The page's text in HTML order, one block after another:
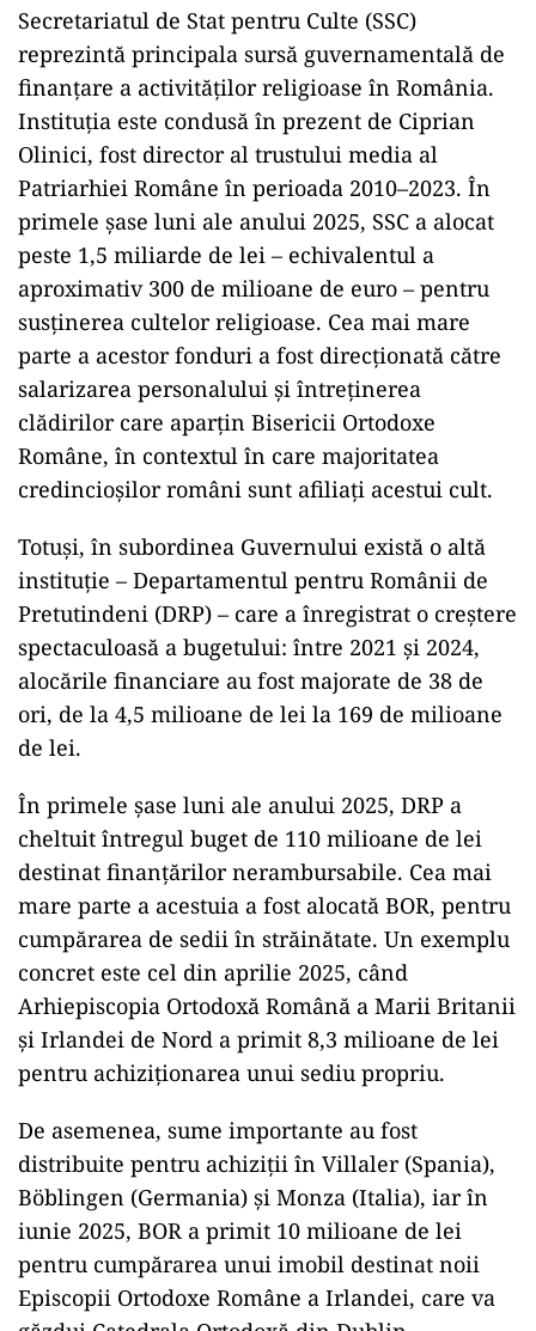
Secretariatul de Stat pentru Culte (SSC)
reprezintă principala sursă guvernamentală de
finanțare a activităților religioase în România.
Instituția este condusă în prezent de Ciprian
Olinici, fost director al trustului media al
Patriarhiei Române în perioada 2010–2023. În
primele șase luni ale anului 2025, SSC a alocat
peste 1,5 miliarde de lei – echivalentul a
aproximativ 300 de milioane de euro – pentru
susținerea cultelor religioase. Cea mai mare
parte a acestor fonduri a fost direcționată către
salarizarea personalului și întreținerea
clădirilor care aparțin Bisericii Ortodoxe
Române, în contextul în care majoritatea
credincioșilor români sunt afiliați acestui cult.
Totuși, în subordinea Guvernului există o altă
instituție – Departamentul pentru Românii de
Pretutindeni (DRP) – care a înregistrat o creștere
spectaculoasă a bugetului: între 2021 și 2024,
alocările financiare au fost majorate de 38 de
ori, de la 4,5 milioane de lei la 169 de milioane
de lei.
În primele șase luni ale anului 2025, DRP a
cheltuit întregul buget de 110 milioane de lei
destinat finanțărilor nerambursabile. Cea mai
mare parte a acestuia a fost alocată BOR, pentru
cumpărarea de sedii în străinătate. Un exemplu
concret este cel din aprilie 2025, când
Arhiepiscopia Ortodoxă Română a Marii Britanii
și Irlandei de Nord a primit 8,3 milioane de lei
pentru achiziționarea unui sediu propriu.
De asemenea, sume importante au fost
distribuite pentru achiziții în Villaler (Spania),
Böblingen (Germania) și Monza (Italia), iar în
iunie 2025, BOR a primit 10 milioane de lei
pentru cumpărarea unui imobil destinat noii
Episcopii Ortodoxe Române a Irlandei, care va